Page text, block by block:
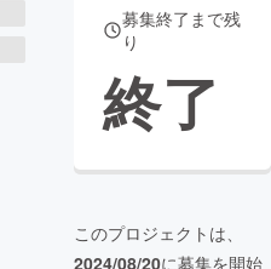
募集終了まで残
り
終了
このプロジェクトは、
2024/08/20に募集を開始